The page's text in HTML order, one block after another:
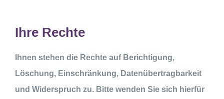
Ihre Rechte
Ihnen stehen die Rechte auf Berichtigung,
Löschung, Einschränkung, Datenübertragbarkeit
und Widerspruch zu. Bitte wenden Sie sich hierfür